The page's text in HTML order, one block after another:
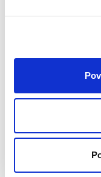
nejobecnější
Václav Pilík,,